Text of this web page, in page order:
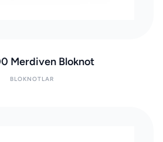
Merdiven Bloknot
BLOKNOTLAR